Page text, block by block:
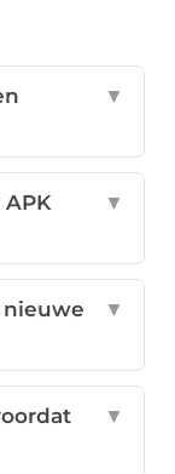
▼
▼
nieuwe
▼
▼